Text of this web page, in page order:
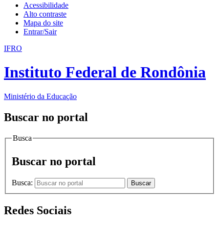
Acessibilidade
Alto contraste
Mapa do site
Entrar/Sair
IFRO
Instituto Federal de Rondônia
Ministério da Educação
Buscar no portal
Busca
Buscar no portal
Busca: Buscar
Redes Sociais